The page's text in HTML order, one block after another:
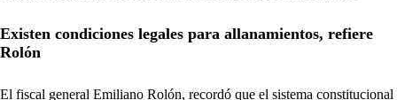
Existen condiciones legales para allanamientos, refiere
Rolón
El fiscal general Emiliano Rolón, recordó que el sistema constitucional